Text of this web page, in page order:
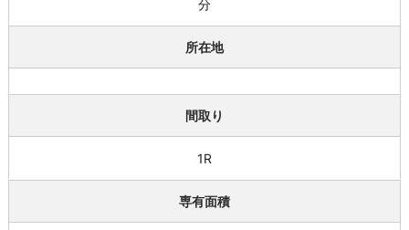
分
所在地
間取り
1R
専有面積